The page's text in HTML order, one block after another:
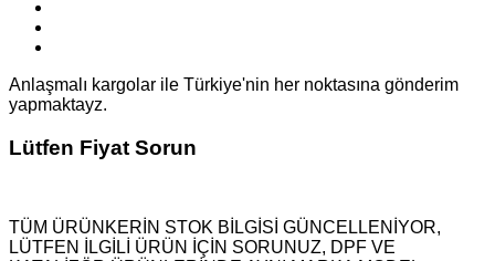
Anlaşmalı kargolar ile Türkiye'nin her noktasına gönderim
yapmaktayz.
Lütfen Fiyat Sorun
TÜM ÜRÜNKERİN STOK BİLGİSİ GÜNCELLENİYOR,
LÜTFEN İLGİLİ ÜRÜN İÇİN SORUNUZ, DPF VE